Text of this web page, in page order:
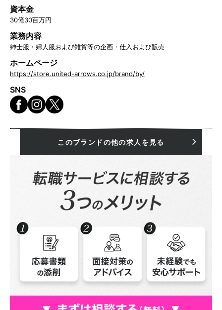
資本金
30億30百万円
業務内容
紳士服・婦人服および雑貨等の企画・仕入および販売
ホームページ
https://store.united-arrows.co.jp/brand/by/
SNS
このブランドの他の求人を見る